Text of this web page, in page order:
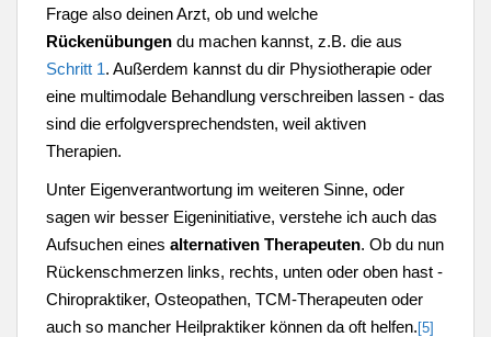
Frage also deinen Arzt, ob und welche
Rückenübungen du machen kannst, z.B. die aus
Schritt 1. Außerdem kannst du dir Physiotherapie oder
eine multimodale Behandlung verschreiben lassen - das
sind die erfolgversprechendsten, weil aktiven
Therapien.
Unter Eigenverantwortung im weiteren Sinne, oder
sagen wir besser Eigeninitiative, verstehe ich auch das
Aufsuchen eines alternativen Therapeuten. Ob du nun
Rückenschmerzen links, rechts, unten oder oben hast -
Chiropraktiker, Osteopathen, TCM-Therapeuten oder
auch so mancher Heilpraktiker können da oft helfen.[5]